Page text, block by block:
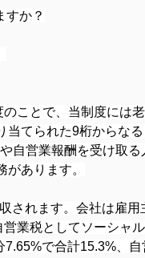
すか？
ことで、当制度には
てられた9桁からな
自営業報酬を受け取
あります。
されます。会社は雇用
業税としてソーシャ
で合計15.3%、